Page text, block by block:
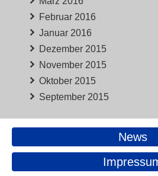
Februar 2016
Januar 2016
Dezember 2015
November 2015
Oktober 2015
September 2015
News